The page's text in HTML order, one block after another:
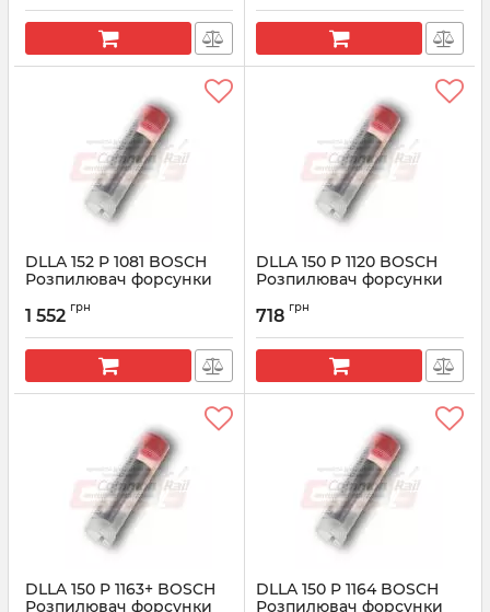
DLLA 152 P 1081 BOSCH
Розпилювач форсунки
Артикул:
1 552 грн
DLLA 150 P 1120 BOSCH
Розпилювач форсунки
Артикул:
718 грн
DLLA 150 P 1163+ BOSCH
Розпилювач форсунки
DLLA 150 P 1164 BOSCH
Розпилювач форсунки